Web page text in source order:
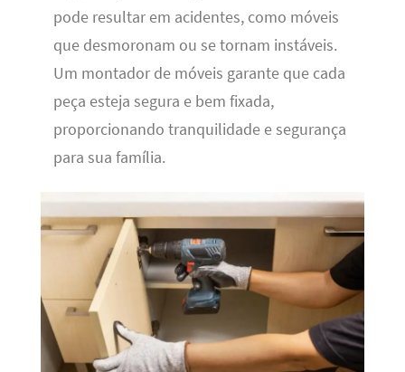
pode resultar em acidentes, como móveis
que desmoronam ou se tornam instáveis.
Um montador de móveis garante que cada
peça esteja segura e bem fixada,
proporcionando tranquilidade e segurança
para sua família.